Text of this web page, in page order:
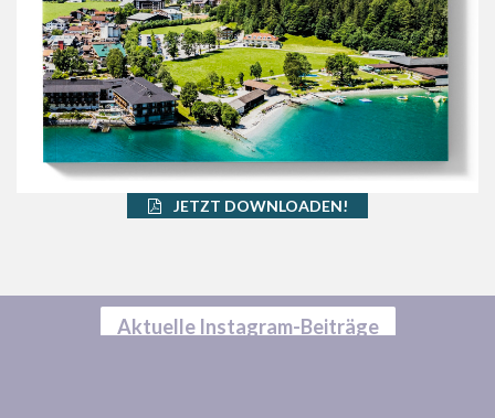
JETZT DOWNLOADEN!
Aktuelle Instagram-Beiträge